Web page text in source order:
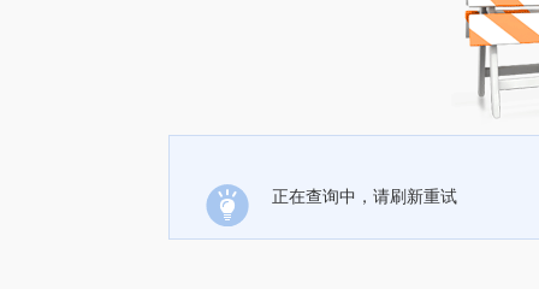
正在查询中，请刷新重试